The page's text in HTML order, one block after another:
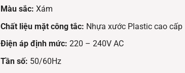
Màu sắc: Xám
Chất liệu mặt công tắc: Nhựa xước Plastic cao cấp
Điện áp định mức: 220 – 240V AC
Tần số: 50/60Hz